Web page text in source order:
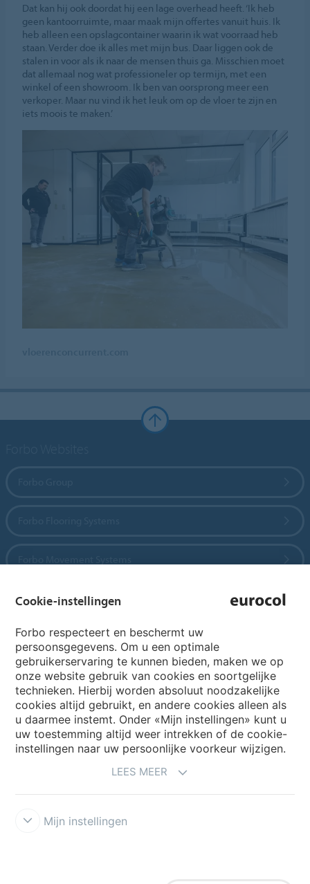
Dat kan hij ook doordat hij een lage overhead heeft. ‘Ik heb
geen kantoorruimte, maar maak mijn offertes vanuit huis. Ik
heb alleen een opslagcontainer waarin ik wat voorraad heb
staan. Verder doe ik alles met mijn bus. Daar liggen ook de
stalen in voor als ik naar de mensen thuis ga. Misschien moet
dat allemaal nog wat professioneler op termijn, met een
winkel of een showroom. Ik ben van oorsprong meer een
verkoper. Maar nu vind ik het leuk om op de vloer te zijn en
iets moois te maken.’
Choose your country
My Forbo
Archief webinars
Archief webinars architecten
Cookie-instellingen
Forbo respecteert en beschermt uw
persoonsgegevens. Om u een optimale
gebruikerservaring te kunnen bieden, maken we op
onze website gebruik van cookies en soortgelijke
technieken. Hierbij worden absoluut noodzakelijke
cookies altijd gebruikt, en andere cookies alleen als
u daarmee instemt. Onder «Mijn instellingen» kunt u
uw toestemming altijd weer intrekken of de cookie-
instellingen naar uw persoonlijke voorkeur wijzigen.
LEES MEER
Mijn instellingen